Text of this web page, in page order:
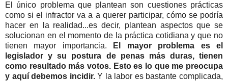
El único problema que plantean son cuestiones prácticas
como si el infractor va a a querer participar, cómo se podría
hacer en la realidad...es decir, plantean aspectos que se
solucionan en el momento de la práctica cotidiana y que no
tienen mayor importancia.
El mayor problema es el
legislador y su postura de penas más duras, tienen
como resultado más votos. Esto es lo que me preocupa
y aquí debemos incidir.Y la labor es bastante complicada,